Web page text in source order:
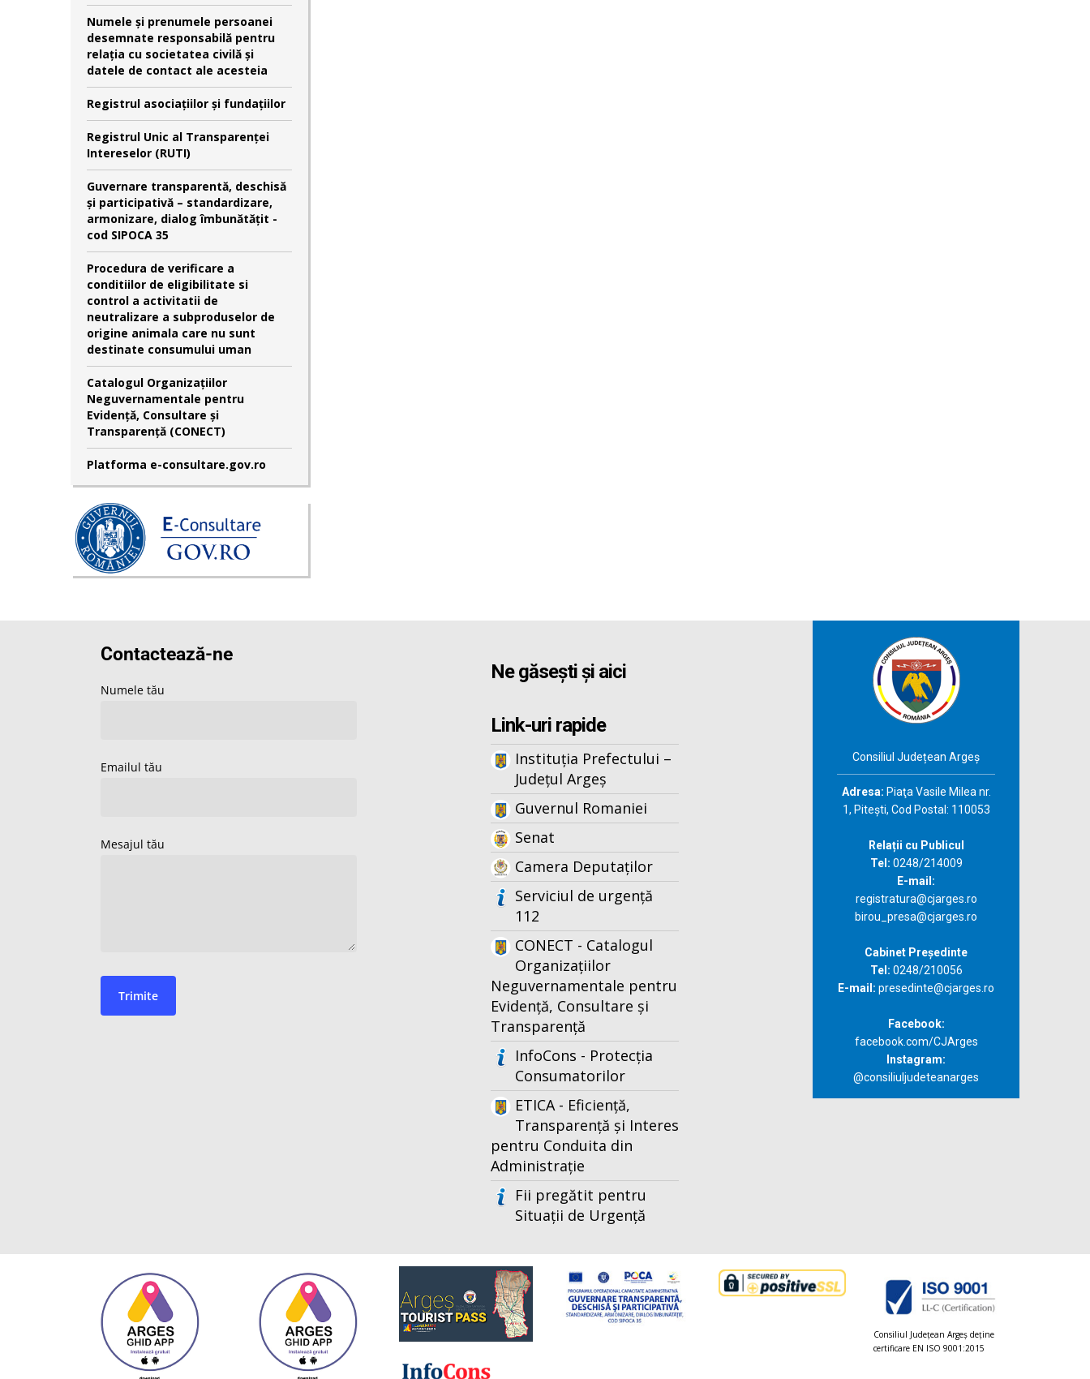
Numele şi prenumele persoanei
desemnate responsabilă pentru
relaţia cu societatea civilă şi
datele de contact ale acesteia
Registrul asociațiilor și fundațiilor
Registrul Unic al Transparenței
Intereselor (RUTI)
Guvernare transparentă, deschisă
și participativă – standardizare,
armonizare, dialog îmbunătățit -
cod SIPOCA 35
Procedura de verificare a
conditiilor de eligibilitate si
control a activitatii de
neutralizare a subproduselor de
origine animala care nu sunt
destinate consumului uman
Catalogul Organizațiilor
Neguvernamentale pentru
Evidență, Consultare și
Transparență (CONECT)
Platforma e-consultare.gov.ro
Ne găsești și aici
Link-uri rapide
Instituția Prefectului –
Județul Argeș
Guvernul Romaniei
Senat
Camera Deputaților
Serviciul de urgență
112
CONECT - Catalogul
Organizațiilor
Neguvernamentale pentru
Evidență, Consultare și
Transparență
InfoCons - Protecția
Consumatorilor
ETICA - Eficiență,
Transparență și Interes
pentru Conduita din
Administrație
Fii pregătit pentru
Situații de Urgență
Consiliul Județean Argeș
Adresa: Piaţa Vasile Milea nr.
1, Piteşti, Cod Postal: 110053
Relații cu Publicul
Tel: 0248/214009
E-mail:
registratura@cjarges.ro
birou_presa@cjarges.ro
Cabinet Președinte
Tel: 0248/210056
E-mail: presedinte@cjarges.ro
Facebook:
facebook.com/CJArges
Instagram:
@consiliuljudeteanarges
Consiliul Judeţean Argeș deţine
certificare EN ISO 9001:2015